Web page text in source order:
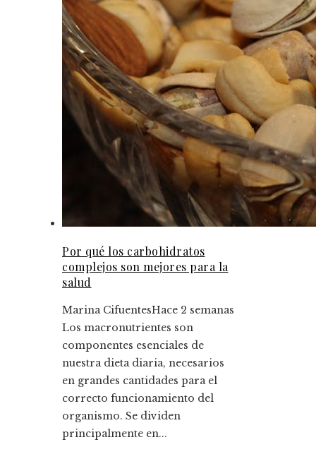
Por qué los carbohidratos
complejos son mejores para la
salud
Marina CifuentesHace 2 semanas
Los macronutrientes son
componentes esenciales de
nuestra dieta diaria, necesarios
en grandes cantidades para el
correcto funcionamiento del
organismo. Se dividen
principalmente en...